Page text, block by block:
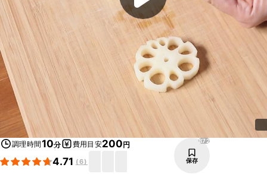
調理時間10分 費用目安200円
4.71 (6)
872
保存